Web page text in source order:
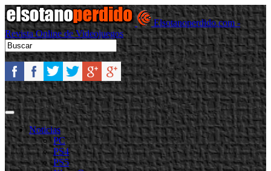
Elsotanoperdido.com -
Revista Online de Videojuegos
Noticias
PC
PS4
PS5